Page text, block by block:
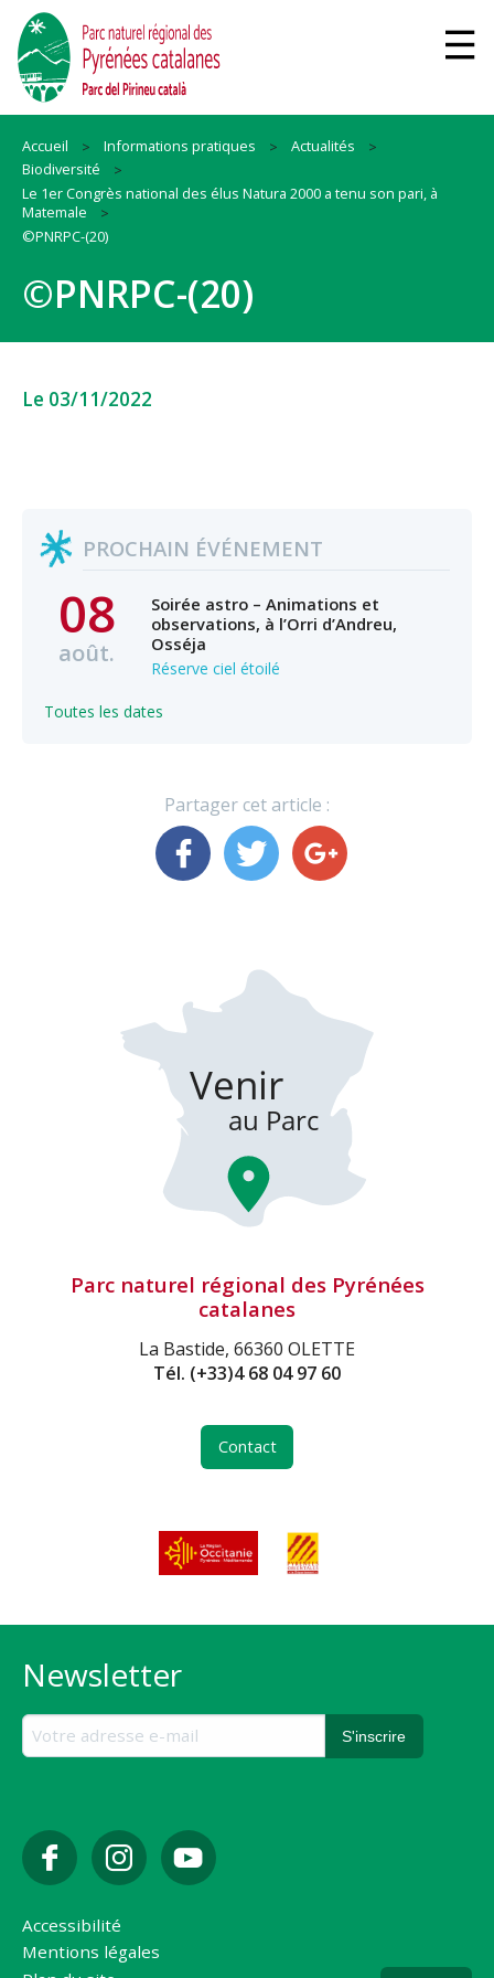
Accueil Informations pratiques
Actualités
Biodiversité
Le 1er Congrès national des élus Natura 2000 a tenu son pari, à
Matemale
©PNRPC-(20)
©PNRPC-(20)
Le 03/11/2022
PROCHAIN ÉVÉNEMENT
08
août.
Soirée astro – Animations et
observations, à l’Orri d’Andreu,
Osséja
Réserve ciel étoilé
Toutes les dates
Partager cet article :
Parc naturel régional des Pyrénées
catalanes
La Bastide, 66360 OLETTE
Tél. (+33)4 68 04 97 60
Contact
Newsletter
Accessibilité
Mentions légales